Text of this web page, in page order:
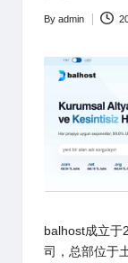
Posted
By admin
balhost成立于
司，总部位于